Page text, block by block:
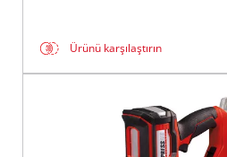
Ürünü karşılaştırın